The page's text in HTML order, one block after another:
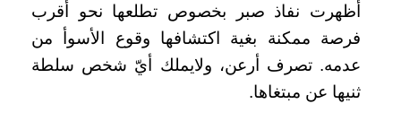
أظهرت نفاذ صبر بخصوص تطلعها نحو أقرب
فرصة ممكنة بغية اكتشافها وقوع الأسوأ من
عدمه. تصرف أرعن، ولايملك أيّ شخص سلطة
ثنيها عن مبتغاها.